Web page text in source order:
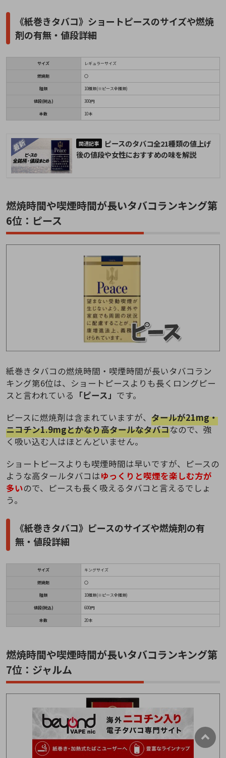
《紙巻きタバコ》ショートピースのサイズや燃焼
剤の有無・値段詳細
サイズ レギュラーサイズ
燃焼剤 〇
種類 10種類(※ピース全種類)
値段(税込) 300円
本数 10本
ピースのタバコ全21種類の値上げ
後の値段や女性におすすめの味を解説
燃焼時間や喫煙時間が長いタバコランキング第
6位：ピース
紙巻きタバコの燃焼時間・喫煙時間が長いタバコラン
キング第6位は、ショートピースよりも長くロングピー
スと言われている 「ピース」 です。
ピースに燃焼剤は含まれていますが、 タールが21mg・
ニコチン1.9mgとかなり高タールなタバコなので、強
く吸い込む人はほとんどいません。
ショートピースよりも喫煙時間は早いですが、ピースの
ような高タールタバコはゆっくりと喫煙を楽しむ方が
多いので、ピースも長く吸えるタバコと言えるでしょ
う。
《紙巻きタバコ》ピースのサイズや燃焼剤の有
無・値段詳細
サイズ キングサイズ
燃焼剤 〇
種類 10種類(※ピース全種類)
値段(税込) 600円
本数 20本
燃焼時間や喫煙時間が長いタバコランキング第
7位：ジャルム